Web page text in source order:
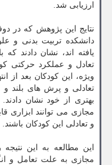
ارزیابی شد.
نتایج این پژوهش که در
دانشکده تربیت بدنی و
یافته اند، نشان دادند
تعادل و عملکرد حرکتی
ویژه، این کودکان بعد از
تعادلی و پرش های بلند
بهتری از خود نشان
مجازی می توانند ابزاری
و تعادلی این کودکان باشند.
این مطالعه به این
مجازی به علت تعامل و